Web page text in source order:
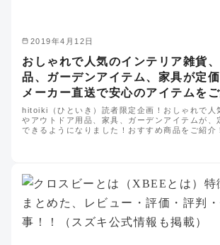
2019年4月12日
おしゃれで人気のインテリア雑貨
品、ガーデンアイテム、家具が定
メーカー直送で安心のアイテムをご
hitoiki（ひといき）読者限定企画！おしゃれで人
やアウトドア用品、家具、ガーデンアイテムが、
できるようになりました！おすすめ商品をご紹介